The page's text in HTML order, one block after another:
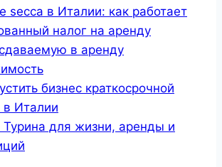
secca в Италии: как работает
налог на аренду
в аренду
бизнес краткосрочной
Италии
для жизни, аренды и